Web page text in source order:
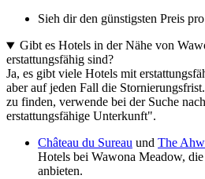
Sieh dir den günstigsten Preis
Gibt es Hotels in der Nähe von
erstattungsfähig sind?
Ja, es gibt viele Hotels mit
aber auf jeden Fall die
zu finden, verwende bei der Suche
erstattungsfähige Unterkunft".
Château du Sureau und The
Hotels bei Wawona Meadow,
anbieten.